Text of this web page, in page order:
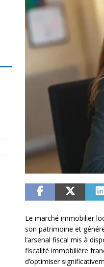
Le marché immobilier
son patrimoine et
l’arsenal fiscal mis à
fiscalité immobilière
d’optimiser